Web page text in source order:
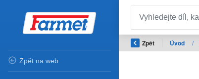
Zpět na web
Zpět Úvod /